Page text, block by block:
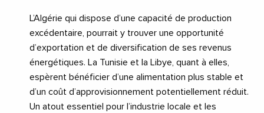
L’Algérie qui dispose d’une capacité de production
excédentaire, pourrait y trouver une opportunité
d’exportation et de diversification de ses revenus
énergétiques. La Tunisie et la Libye, quant à elles,
espèrent bénéficier d’une alimentation plus stable et
d’un coût d’approvisionnement potentiellement réduit.
Un atout essentiel pour l’industrie locale et les